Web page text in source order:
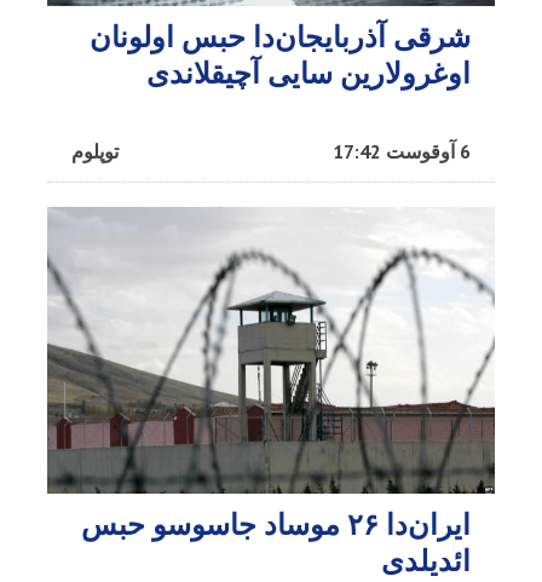
شرقی آذربایجان‌دا حبس اولونان
اوغرولارین سایی آچیقلاندی
توپلوم 6 آوقوست 17:42
ایران‌دا ۲۶ موساد جاسوسو حبس
ائدیلدی